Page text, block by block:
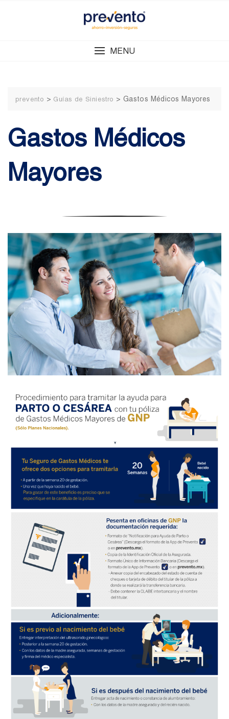
MENU
prevento > Guías de Siniestro > Gastos Médicos Mayores
Gastos Médicos
Mayores